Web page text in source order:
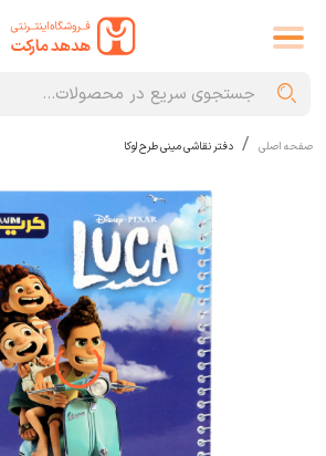
صفحه اصلی دفتر نقاشی مینی طرح لوکا